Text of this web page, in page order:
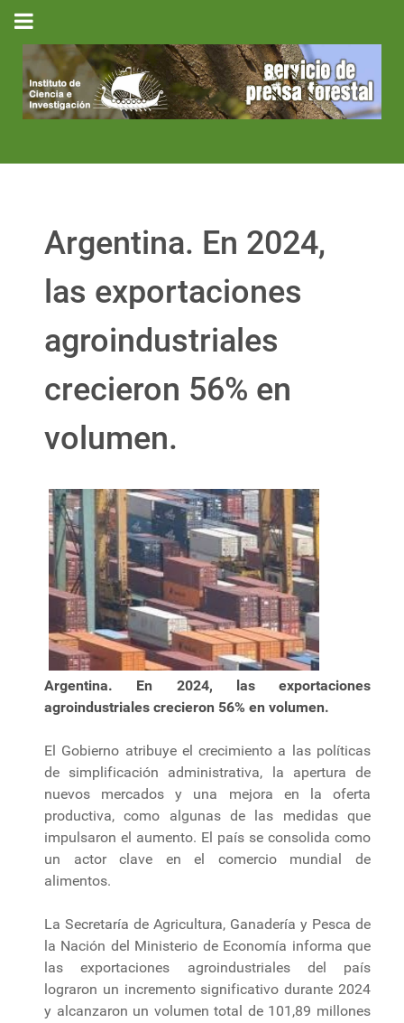
Argentina. En 2024,
las exportaciones
agroindustriales
crecieron 56% en
volumen.
Argentina. En 2024, las exportaciones
agroindustriales crecieron 56% en volumen.
El Gobierno atribuye el crecimiento a las políticas
de simplificación administrativa, la apertura de
nuevos mercados y una mejora en la oferta
productiva, como algunas de las medidas que
impulsaron el aumento. El país se consolida como
un actor clave en el comercio mundial de
alimentos.
La Secretaría de Agricultura, Ganadería y Pesca de
la Nación del Ministerio de Economía informa que
las exportaciones agroindustriales del país
lograron un incremento significativo durante 2024
y alcanzaron un volumen total de 101,89 millones